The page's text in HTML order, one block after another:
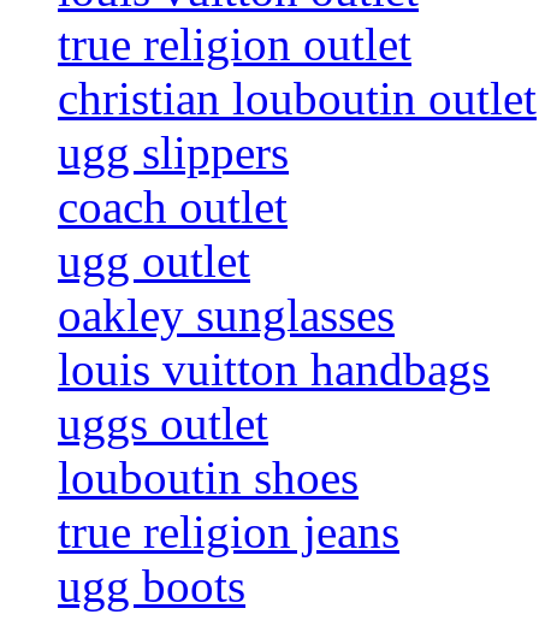
true religion outlet
christian louboutin outlet
ugg slippers
coach outlet
ugg outlet
oakley sunglasses
louis vuitton handbags
uggs outlet
louboutin shoes
true religion jeans
ugg boots